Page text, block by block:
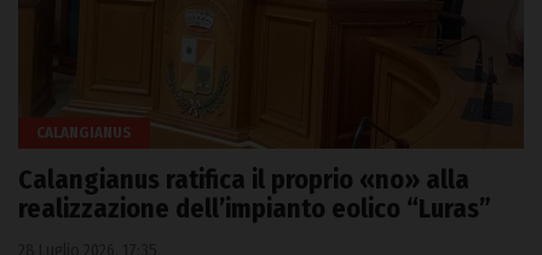
CALANGIANUS
Calangianus ratifica il proprio «no» alla
realizzazione dell’impianto eolico “Luras”